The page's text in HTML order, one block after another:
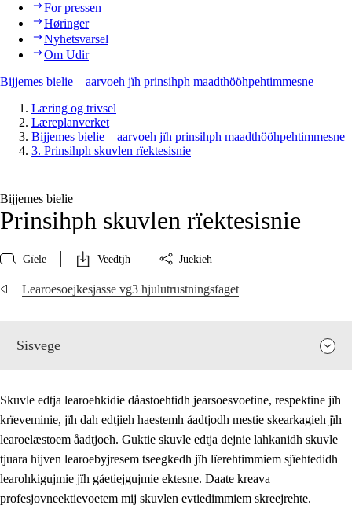
For pressen
Høringer
Nyhetsvarsel
Om Udir
Bijjemes bielie – aarvoeh jïh prinsihph maadthööhpehtimmesne
Læring og trivsel
Læreplanverket
Bijjemes bielie – aarvoeh jïh prinsihph maadthööhpehtimmesne
3. Prinsihph skuvlen rïektesisnie
Bijjemes bielie
Prinsihph skuvlen rïektesisnie
Gïele Veedtjh Juekieh
Learoesoejkesjasse vg3 hjulutrustningsfaget
Sisvege
Skuvle edtja learoehkidie dåastoehtidh jearsoesvoetine, respektine jïh
krïeveminie, jïh dah edtjieh haestemh åadtjodh mestie skearkagieh jïh
learoelæstoem åadtjoeh. Guktie skuvle edtja dejnie lahkanidh skuvle
tjuara hijven learoebyjresem tseegkedh jïh lïerehtimmiem sjïehtedidh
learohkigujmie jïh gåetiejgujmie ektesne. Daate kreava
profesjovneektievoetem mij skuvlen evtiedimmiem skreejrehte.